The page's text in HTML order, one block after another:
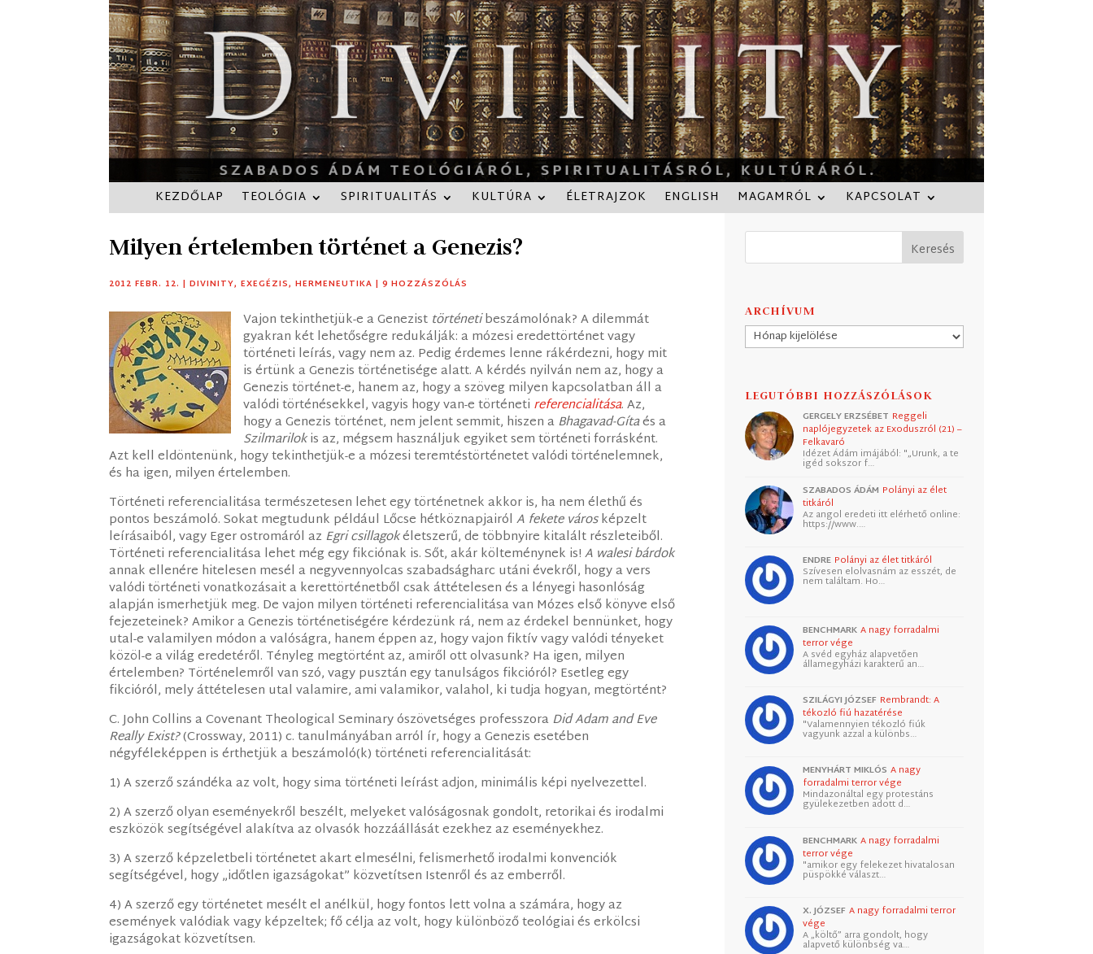
KEZDŐLAP TEOLÓGIA SPIRITUALITÁS KULTÚRA ÉLETRAJZOK ENGLISH MAGAMRÓL KAPCSOLAT
Milyen értelemben történet a Genezis?
2012 FEBR. 12. |DIVINITY,EXEGÉZIS,HERMENEUTIKA |9 HOZZÁSZÓLÁS
Vajon tekinthetjük-e a Genezist történetibeszámolónak? A dilemmát
gyakran két lehetőségre redukálják: a mózesi eredettörténet vagy
történeti leírás, vagy nem az. Pedig érdemes lenne rákérdezni, hogy mit
is értünk a Genezis történetisége alatt. A kérdés nyilván nem az, hogy a
Genezis történet-e, hanem az, hogy a szöveg milyen kapcsolatban áll a
valódi történésekkel, vagyis hogy van-e történeti referencialitása. Az,
hogy a Genezis történet, nem jelent semmit, hiszen aBhagavad-Gítaés a
Szilmarilokis az, mégsem használjuk egyiket sem történeti forrásként.
Azt kell eldöntenünk, hogy tekinthetjük-e a mózesi teremtéstörténetet valódi történelemnek,
és ha igen, milyen értelemben.
Történeti referencialitása természetesen lehet egy történetnek akkor is, ha nem élethű és
pontos beszámoló. Sokat megtudunk például Lőcse hétköznapjairólA fekete városképzelt
leírásaiból, vagy Eger ostromáról az Egri csillagokéletszerű, de többnyire kitalált részleteiből.
Történeti referencialitása lehet még egy fikciónak is. Sőt, akár költeménynek is!A walesi bárdok
annak ellenére hitelesen mesél a negyvennyolcas szabadságharc utáni évekről, hogy a vers
valódi történeti vonatkozásait a kerettörténetből csak áttételesen és a lényegi hasonlóság
alapján ismerhetjük meg. De vajon milyen történeti referencialitása van Mózes első könyve első
fejezeteinek? Amikor a Genezis történetiségére kérdezünk rá, nem az érdekel bennünket, hogy
utal-e valamilyen módon a valóságra, hanem éppen az, hogy vajon fiktív vagy valódi tényeket
közöl-e a világ eredetéről. Tényleg megtörtént az, amiről ott olvasunk? Ha igen, milyen
értelemben? Történelemről van szó, vagy pusztán egy tanulságos fikcióról? Esetleg egy
fikcióról, mely áttételesen utal valamire, ami valamikor, valahol, ki tudja hogyan, megtörtént?
C. John Collins a Covenant Theological Seminary ószövetséges professzoraDid Adam and Eve
Really Exist?(Crossway, 2011) c. tanulmányában arról ír, hogy a Genezis esetében
négyféleképpen is érthetjük a beszámoló(k) történeti referencialitását:
1) A szerző szándéka az volt, hogy sima történeti leírást adjon, minimális képi nyelvezettel.
2) A szerző olyan eseményekről beszélt, melyeket valóságosnak gondolt, retorikai és irodalmi
eszközök segítségével alakítva az olvasók hozzáállását ezekhez az eseményekhez.
3) A szerző képzeletbeli történetet akart elmesélni, felismerhető irodalmi konvenciók
segítségével, hogy „időtlen igazságokat” közvetítsen Istenről és az emberről.
4) A szerző egy történetet mesélt el anélkül, hogy fontos lett volna a számára, hogy az
események valódiak vagy képzeltek; fő célja az volt, hogy különböző teológiai és erkölcsi
igazságokat közvetítsen.
ARCHÍVUM
Archívum
LEGUTÓBBI HOZZÁSZÓLÁSOK
GERGELY ERZSÉBET Reggeli
naplójegyzetek az Exoduszról (21) –
Felkavaró
Idézet Ádám imájából: "„Urunk, a te
igéd sokszor f…
SZABADOS ÁDÁM Polányi az élet
titkáról
Az angol eredeti itt elérhető online:
https://www.…
ENDRE Polányi az élet titkáról
Szívesen elolvasnám az esszét, de
nem találtam. Ho…
BENCHMARK A nagy forradalmi
terror vége
A svéd egyház alapvetően
államegyházi karakterű an…
SZILÁGYI JÓZSEF Rembrandt: A
tékozló fiú hazatérése
"Valamennyien tékozló fiúk
vagyunk azzal a különbs…
MENYHÁRT MIKLÓS A nagy
forradalmi terror vége
Mindazonáltal egy protestáns
gyülekezetben adott d…
BENCHMARK A nagy forradalmi
terror vége
"amikor egy felekezet hivatalosan
püspökké választ…
X. JÓZSEF A nagy forradalmi terror
vége
A „költő” arra gondolt, hogy
alapvető különbség va…